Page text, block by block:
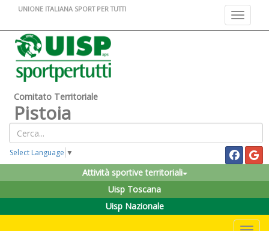
Toggle
UNIONE ITALIANA SPORT PER TUTTI
Comitato Territoriale
Pistoia
Select Language ▼
Attività sportive territoriali
Uisp Toscana
Uisp Nazionale